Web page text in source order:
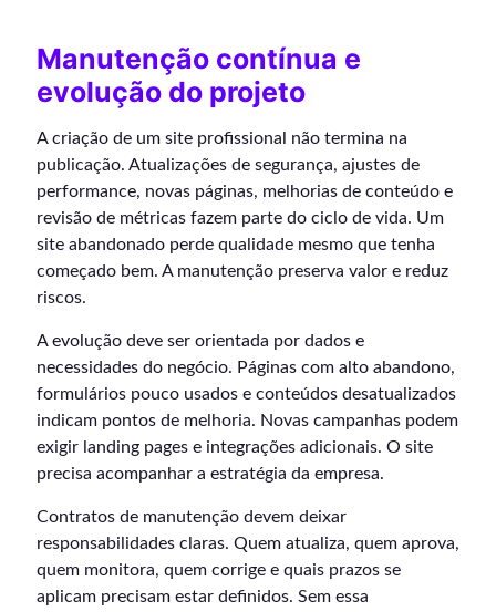
Manutenção contínua e
evolução do projeto
A criação de um site profissional não termina na
publicação. Atualizações de segurança, ajustes de
performance, novas páginas, melhorias de conteúdo e
revisão de métricas fazem parte do ciclo de vida. Um
site abandonado perde qualidade mesmo que tenha
começado bem. A manutenção preserva valor e reduz
riscos.
A evolução deve ser orientada por dados e
necessidades do negócio. Páginas com alto abandono,
formulários pouco usados e conteúdos desatualizados
indicam pontos de melhoria. Novas campanhas podem
exigir landing pages e integrações adicionais. O site
precisa acompanhar a estratégia da empresa.
Contratos de manutenção devem deixar
responsabilidades claras. Quem atualiza, quem aprova,
quem monitora, quem corrige e quais prazos se
aplicam precisam estar definidos. Sem essa